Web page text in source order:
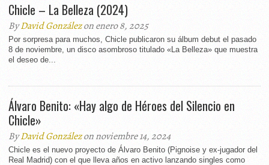
Chicle – La Belleza (2024)
ByDavid Gonzálezon enero 8, 2025
Por sorpresa para muchos, Chicle publicaron su álbum debut el pasado
8 de noviembre, un disco asombroso titulado «La Belleza» que muestra
el deseo de...
Álvaro Benito: «Hay algo de Héroes del Silencio en
Chicle»
ByDavid Gonzálezon noviembre 14, 2024
Chicle es el nuevo proyecto de Álvaro Benito (Pignoise y ex-jugador del
Real Madrid) con el que lleva años en activo lanzando singles como